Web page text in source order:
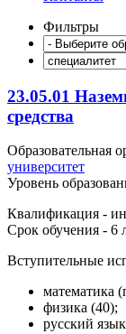
Фильтры
23.05.01
средства
Образовательная
университет
Уровень
Квалификация -
Срок обучения - 6
Вступительные
математика
физика (40);
русский